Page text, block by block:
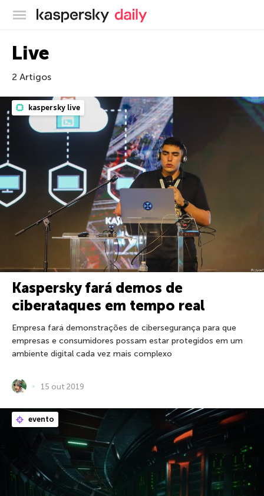
Blog oficial da Kaspersky
Live
2 Artigos
kaspersky live
Kaspersky fará demos de
ciberataques em tempo real
Empresa fará demonstrações de cibersegurança para que
empresas e consumidores possam estar protegidos em um
ambiente digital cada vez mais complexo
15 out 2019
evento